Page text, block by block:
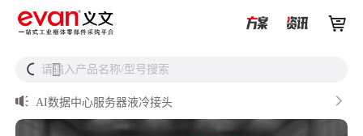

 
请输入产品名称/型号搜索
解决方案
储能逆变器密封件推介
AI数据中心服务器液冷接头 
UQD vs UQDB怎么选？数据中心液冷接头选型（含OCP标
